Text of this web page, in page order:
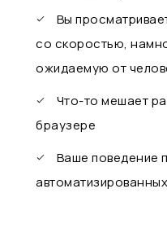
Вы
со скоростью,
ожидаемую от
Что-то мешает
браузере
Ваше поведение